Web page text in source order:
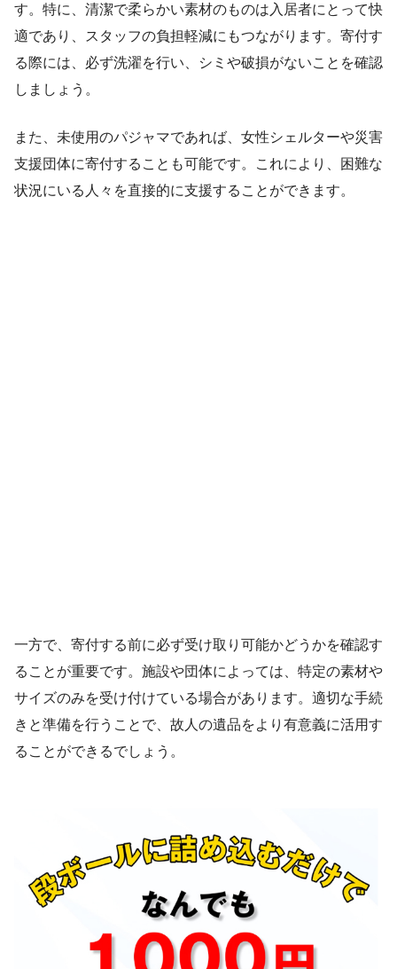
す。特に、清潔で柔らかい素材のものは入居者にとって快
適であり、スタッフの負担軽減にもつながります。寄付す
る際には、必ず洗濯を行い、シミや破損がないことを確認
しましょう。
また、未使用のパジャマであれば、女性シェルターや災害
支援団体に寄付することも可能です。これにより、困難な
状況にいる人々を直接的に支援することができます。
一方で、寄付する前に必ず受け取り可能かどうかを確認す
ることが重要です。施設や団体によっては、特定の素材や
サイズのみを受け付けている場合があります。適切な手続
きと準備を行うことで、故人の遺品をより有意義に活用す
ることができるでしょう。